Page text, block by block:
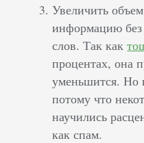
Увеличить
информацию без
слов. Так как
процентах, она
уменьшится. Но
потому что
научились
как спам.